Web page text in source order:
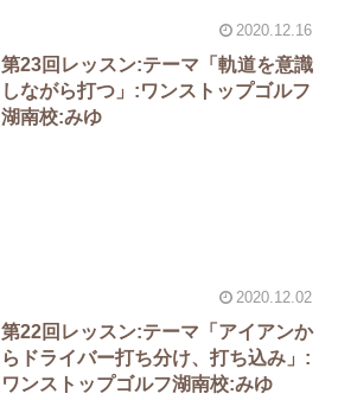
2020.12.16
第23回レッスン:テーマ「軌道を意識
しながら打つ」:ワンストップゴルフ
湖南校:みゆ
2020.12.02
第22回レッスン:テーマ「アイアンか
らドライバー打ち分け、打ち込み」:
ワンストップゴルフ湖南校:みゆ